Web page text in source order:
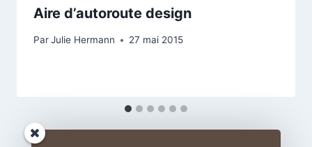
Aire d’autoroute design
ParJulie Hermann 27 mai 2015